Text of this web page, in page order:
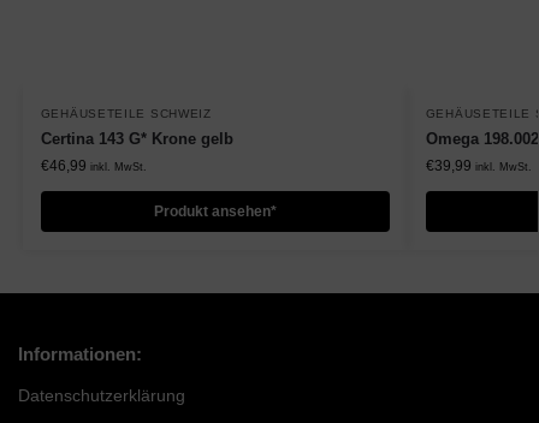
GEHÄUSETEILE SCHWEIZ
Certina 143 G* Krone gelb
€46,99 inkl. MwSt.
Produkt ansehen*
GEHÄUSETEILE
Omega
€39,99 inkl. MwSt.
Informationen:
Datenschutzerklärung